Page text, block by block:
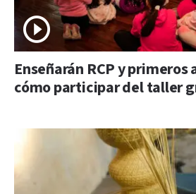
Enseñarán RCP y primeros
cómo participar del taller